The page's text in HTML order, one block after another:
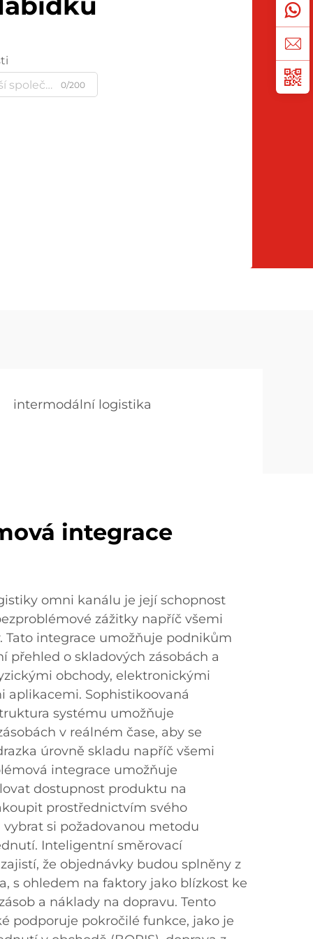
0/200
intermodální logistika
integrace
omni kanálu je její schopnost
zážitky napříč všemi
integrace umožňuje podnikům
přehled o skladových zásobách a
obchody, elektronickými
aplikacemi. Sophistikoovaná
systému umožňuje
v reálném čase, aby se
úrovně skladu napříč všemi
integrace umožňuje
dostupnost produktu na
prostřednictvím svého
si požadovanou metodu
Inteligentní směrovací
že objednávky budou splněny z
s ohledem na faktory jako blízkost ke
a náklady na dopravu. Tento
podporuje pokročilé funkce, jako je